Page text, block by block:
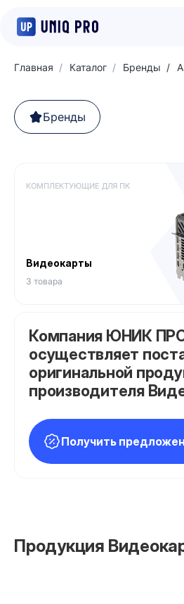
Главная Каталог Бренды
Бренды
КОМПЛЕКТУЮЩИЕ ДЛЯ ПК
Видеокарты
3 товара
Компания ЮНИК
осуществляет
оригинальной
производителя
Получить
Продукция